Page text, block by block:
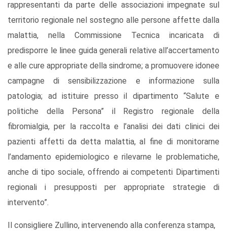
rappresentanti da parte delle associazioni impegnate sul
territorio regionale nel sostegno alle persone affette dalla
malattia, nella Commissione Tecnica incaricata di
predisporre le linee guida generali relative all’accertamento
e alle cure appropriate della sindrome; a promuovere idonee
campagne di sensibilizzazione e informazione sulla
patologia; ad istituire presso il dipartimento “Salute e
politiche della Persona” il Registro regionale della
fibromialgia, per la raccolta e l’analisi dei dati clinici dei
pazienti affetti da detta malattia, al fine di monitorarne
l’andamento epidemiologico e rilevarne le problematiche,
anche di tipo sociale, offrendo ai competenti Dipartimenti
regionali i presupposti per appropriate strategie di
intervento”.
Il consigliere Zullino, intervenendo alla conferenza stampa,